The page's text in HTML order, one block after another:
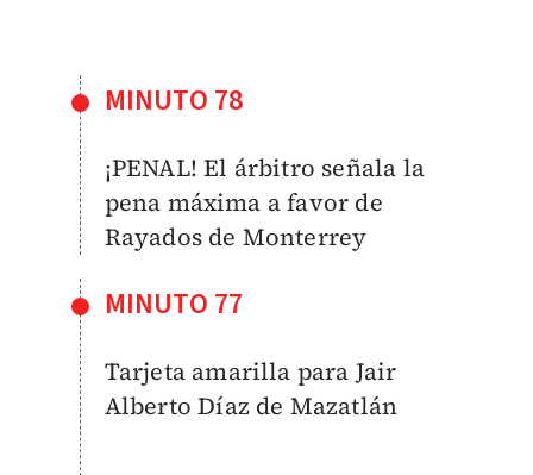
MINUTO 78
¡PENAL! El árbitro señala la
pena máxima a favor de
Rayados de Monterrey
MINUTO 77
Tarjeta amarilla para Jair
Alberto Díaz de Mazatlán